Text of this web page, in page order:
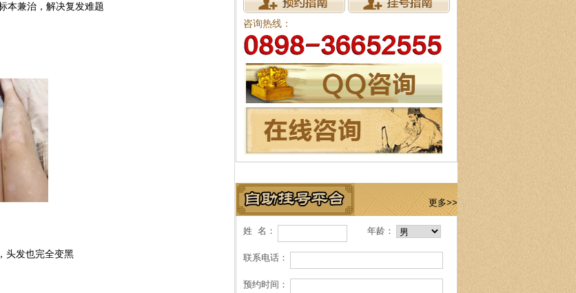
本兼治，解决复发难题
发也完全变黑
咨询热线：
更多>>
姓 名： 年龄：
联系电话：
预约时间：